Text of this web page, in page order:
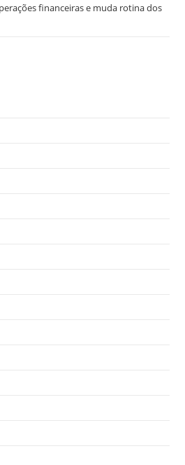
financeiras e muda rotina dos